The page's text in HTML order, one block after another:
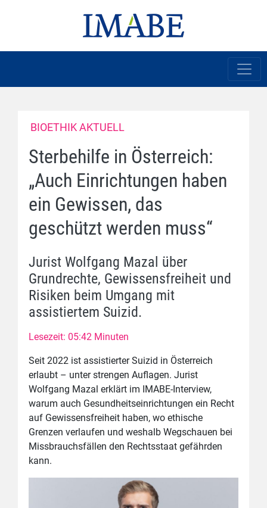
BIOETHIK AKTUELL
Sterbehilfe in Österreich:
„Auch Einrichtungen haben
ein Gewissen, das
geschützt werden muss“
Jurist Wolfgang Mazal über
Grundrechte, Gewissensfreiheit und
Risiken beim Umgang mit
assistiertem Suizid.
Lesezeit: 05:42 Minuten
Seit 2022 ist assistierter Suizid in Österreich
erlaubt – unter strengen Auflagen. Jurist
Wolfgang Mazal erklärt im IMABE-Interview,
warum auch Gesundheitseinrichtungen ein Recht
auf Gewissensfreiheit haben, wo ethische
Grenzen verlaufen und weshalb Wegschauen bei
Missbrauchsfällen den Rechtsstaat gefährden
kann.